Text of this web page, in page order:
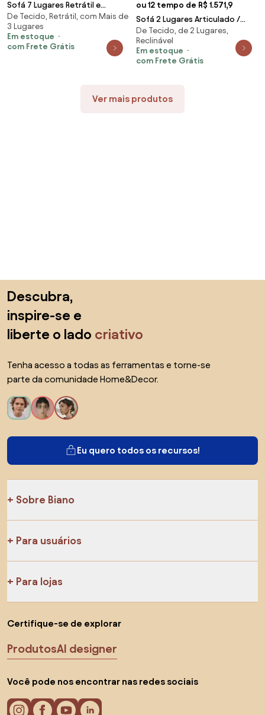
Sofá 7 Lugares Retrátil e
Reclinável - Lagar Suede Azul
De Tecido, Retrátil, com Mais de
3 Lugares
Em estoque
com Frete Grátis
ou 12 tempo de R$ 1.571,9
Sofá 2 Lugares Articulado /
Reclinável Elétrico - Concept
2077 Suede Marrom
De Tecido, de 2 Lugares,
Reclinável
Em estoque
com Frete Grátis
Ver mais produtos
Descubra,
inspire-se e
liberte o lado criativo
Tenha acesso a todas as ferramentas e torne-se
parte da comunidade Home&Decor.
Eu quero todos os recursos!
Sobre Biano
Para usuários
Para lojas
Certifique-se de explorar
ProdutosAI designer
Você pode nos encontrar nas redes sociais